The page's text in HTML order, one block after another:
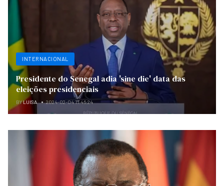
INTERNACIONAL
Presidente do Senegal adia 'sine die' data das
eleições presidenciais
BYLUISA 2024-02-04 11:46:24